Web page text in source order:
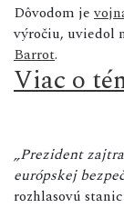
Dôvodom je
výročiu, uviedol
Barrot.
Viac o
„Prezident
európskej
rozhlasovú